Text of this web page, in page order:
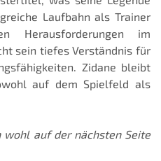
Laufbahn als Trainer
Herausforderungen im
sein tiefes Verständnis für
Zidane bleibt
auf dem Spielfeld als
auf der nächsten Seite